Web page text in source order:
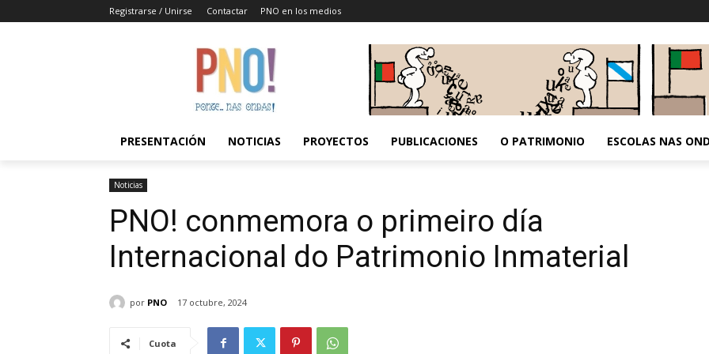
Registrarse / Unirse Contactar PNO en los medios
PRESENTACIÓN NOTICIAS PROYECTOS PUBLICACIONES O PATRIMONIO ESCOLAS NAS
Noticias
PNO! conmemora o primeiro día
Internacional do Patrimonio Inmaterial
por PNO 17 octubre, 2024
Cuota